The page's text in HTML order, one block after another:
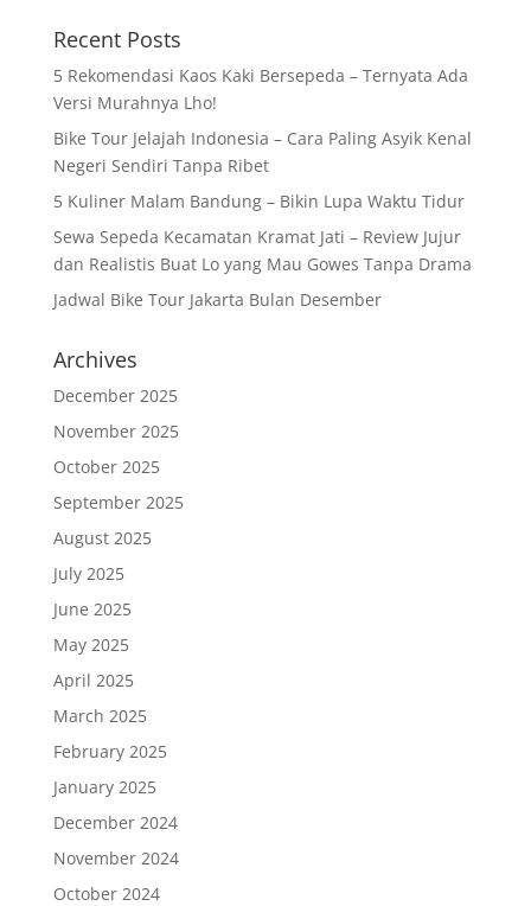
Recent Posts
5 Rekomendasi Kaos Kaki Bersepeda – Ternyata Ada
Versi Murahnya Lho!
Bike Tour Jelajah Indonesia – Cara Paling Asyik Kenal
Negeri Sendiri Tanpa Ribet
5 Kuliner Malam Bandung – Bikin Lupa Waktu Tidur
Sewa Sepeda Kecamatan Kramat Jati – Review Jujur
dan Realistis Buat Lo yang Mau Gowes Tanpa Drama
Jadwal Bike Tour Jakarta Bulan Desember
Archives
December 2025
November 2025
October 2025
September 2025
August 2025
July 2025
June 2025
May 2025
April 2025
March 2025
February 2025
January 2025
December 2024
November 2024
October 2024